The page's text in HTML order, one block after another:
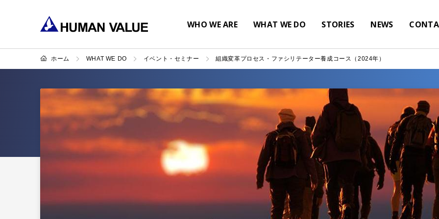
WHO WE ARE WHAT WE DO STORIES NEWS
ホーム WHAT WE DO イベント・セミナー 組織変革プロセス・ファシリテーター養成コース（2024年）